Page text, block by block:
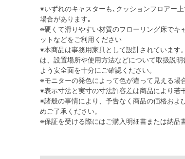
※いずれのキャスターも､クッションフロアー
場合があります｡
※硬くて滑りやすい材質のフローリング床でキ
ットなどをご利用ください
※本商品は事務用家具として設計されています
は、設置場所や使用方法などについて取扱説
よう安全面を十分にご確認ください。
※モニターの発色によって色が違って見える場
※表示寸法と実寸の寸法許容差は商品により若
※諸般の事情により、予告なく商品の価格およ
めご了承ください。
※保証を受ける際にはご購入明細書または納品